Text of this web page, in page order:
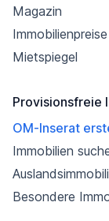
Magazin
Immobilienpreise
Mietspiegel
Provisionsfreie
OM-Inserat
Immobilien
Besondere